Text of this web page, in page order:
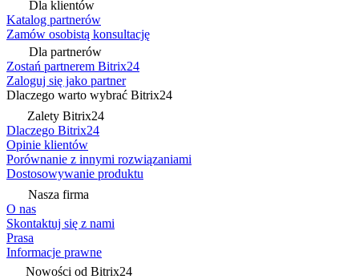
Dla klientów
Katalog partnerów
Zamów osobistą konsultację
Dla partnerów
Zostań partnerem Bitrix24
Zaloguj się jako partner
Dlaczego warto wybrać Bitrix24
Zalety Bitrix24
Dlaczego Bitrix24
Opinie klientów
Porównanie z innymi rozwiązaniami
Dostosowywanie produktu
Nasza firma
O nas
Skontaktuj się z nami
Prasa
Informacje prawne
Nowości od Bitrix24